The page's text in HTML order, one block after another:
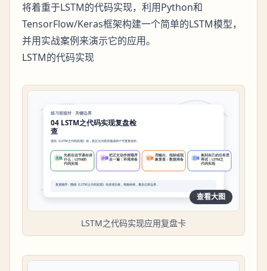
将着重于LSTM的代码实现，利用Python和
TensorFlow/Keras框架构建一个简单的LSTM模型，
并用实战案例来演示它的应用。
LSTM的代码实现
查看大图
LSTM之代码实现应用复盘卡